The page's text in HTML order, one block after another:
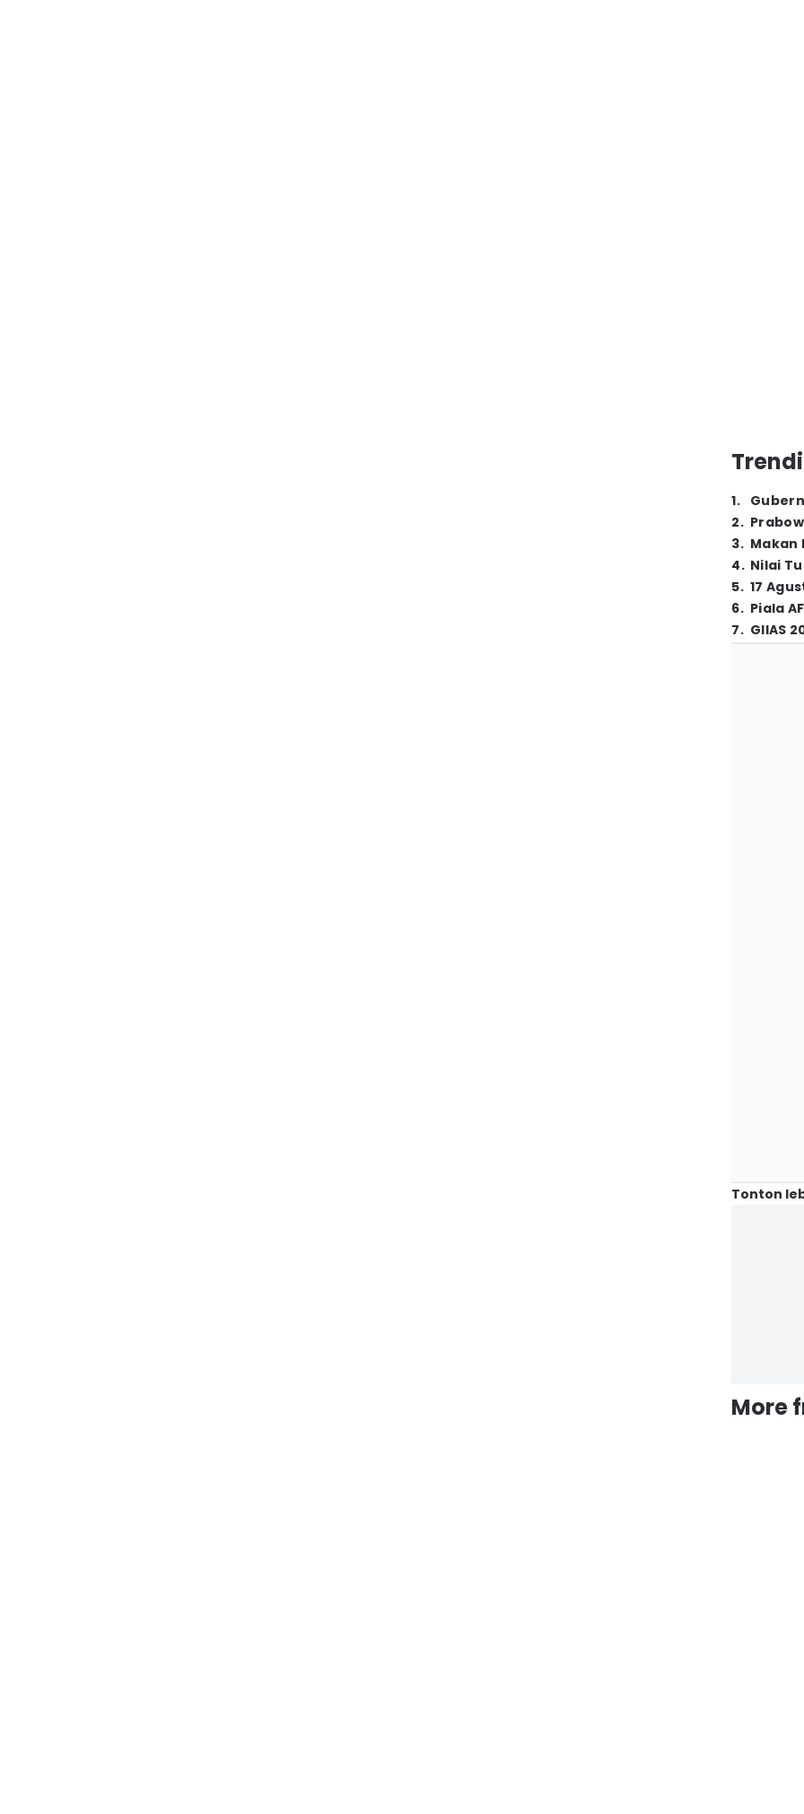
1.
2.
3. Makan
4. Nilai
5. 17
6. Piala
7. GIIAS
Tonton
More